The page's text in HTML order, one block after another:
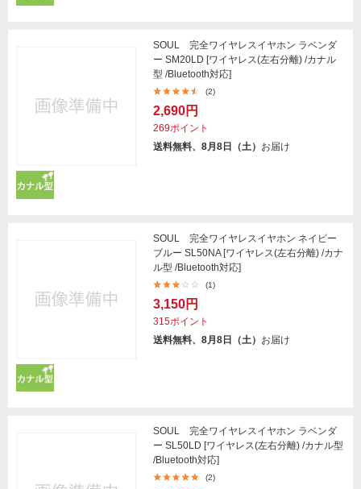
SOUL 完全ワイヤレスイヤホン ラベンダ
ー SM20LD [ワイヤレス(左右分離) /カナル
型 /Bluetooth対応]
(2)
2,690円
269ポイント
送料無料、8月8日（土） お届け
SOUL 完全ワイヤレスイヤホン ネイビー
ブルー SL50NA [ワイヤレス(左右分離) /カナ
ル型 /Bluetooth対応]
(1)
3,150円
315ポイント
送料無料、8月8日（土） お届け
SOUL 完全ワイヤレスイヤホン ラベンダ
ー SL50LD [ワイヤレス(左右分離) /カナル型
/Bluetooth対応]
(2)